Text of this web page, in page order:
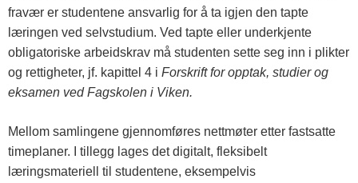
fravær er studentene ansvarlig for å ta igjen den tapte
læringen ved selvstudium. Ved tapte eller underkjente
obligatoriske arbeidskrav må studenten sette seg inn i plikter
og rettigheter, jf. kapittel 4 i Forskrift for opptak, studier og
eksamen ved Fagskolen i Viken.
Mellom samlingene gjennomføres nettmøter etter fastsatte
timeplaner. I tillegg lages det digitalt, fleksibelt
læringsmateriell til studentene, eksempelvis